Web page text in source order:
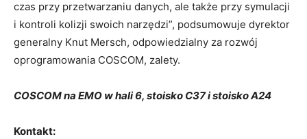
czas przy przetwarzaniu danych, ale także przy symulacji
i kontroli kolizji swoich narzędzi”, podsumowuje dyrektor
generalny Knut Mersch, odpowiedzialny za rozwój
oprogramowania COSCOM, zalety.
COSCOM na EMO w hali 6, stoisko C37 i stoisko A24
Kontakt: